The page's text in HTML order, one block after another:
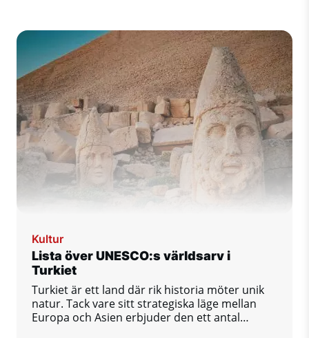
Kultur
Lista över UNESCO:s världsarv i
Turkiet
Turkiet är ett land där rik historia möter unik
natur. Tack vare sitt strategiska läge mellan
Europa och Asien erbjuder den ett antal